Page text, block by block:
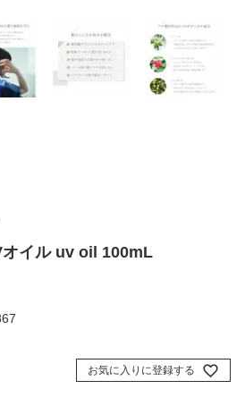
イル uv oil 100mL
お気に入りに登録する